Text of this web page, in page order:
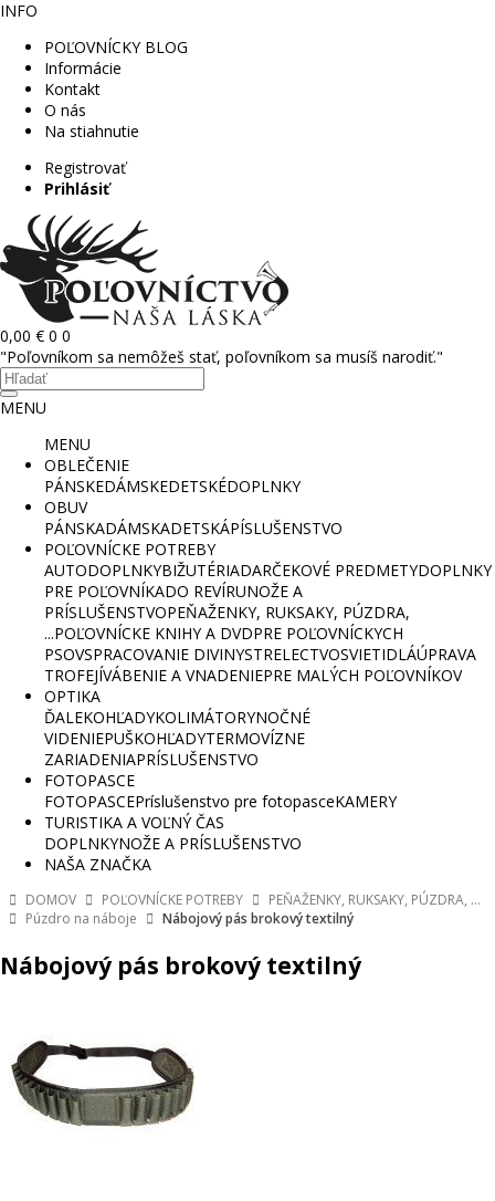
INFO
POĽOVNÍCKY BLOG
Informácie
Kontakt
O nás
Na stiahnutie
Registrovať
Prihlásiť
0,00 € 0 0
"Poľovníkom sa nemôžeš stať, poľovníkom sa musíš narodiť."
MENU
MENU
OBLEČENIE
PÁNSKEDÁMSKEDETSKÉDOPLNKY
OBUV
PÁNSKADÁMSKADETSKÁPÍSLUŠENSTVO
POĽOVNÍCKE POTREBY
AUTODOPLNKYBIŽUTÉRIADARČEKOVÉ PREDMETYDOPLNKY
PRE POĽOVNÍKADO REVÍRUNOŽE A
PRÍSLUŠENSTVOPEŇAŽENKY, RUKSAKY, PÚZDRA,
...POĽOVNÍCKE KNIHY A DVDPRE POĽOVNÍCKYCH
PSOVSPRACOVANIE DIVINYSTRELECTVOSVIETIDLÁÚPRAVA
TROFEJÍVÁBENIE A VNADENIEPRE MALÝCH POĽOVNÍKOV
OPTIKA
ĎALEKOHĽADYKOLIMÁTORYNOČNÉ
VIDENIEPUŠKOHĽADYTERMOVÍZNE
ZARIADENIAPRÍSLUŠENSTVO
FOTOPASCE
FOTOPASCEPríslušenstvo pre fotopasceKAMERY
TURISTIKA A VOĽNÝ ČAS
DOPLNKYNOŽE A PRÍSLUŠENSTVO
NAŠA ZNAČKA
DOMOV POĽOVNÍCKE POTREBY
PEŇAŽENKY, RUKSAKY, PÚZDRA, ...
Púzdro na náboje
Nábojový pás brokový textilný
Nábojový pás brokový textilný